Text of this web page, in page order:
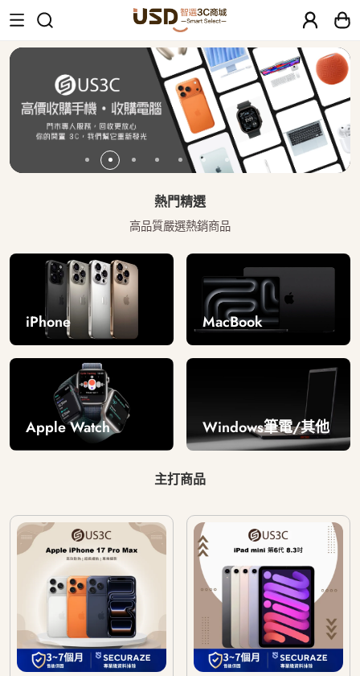
USD 智選二手3C商城｜【30天安心
熱門精選
高品質嚴選熱銷商品
iPhone MacBook
Apple Watch Windows筆電/其他
主打商品